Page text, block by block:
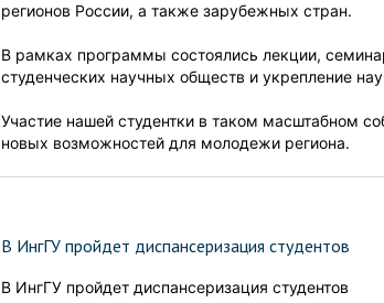
регионов России, а также зарубежных стран.
В рамках программы состоялись лекции,
студенческих научных обществ и укрепление
Участие нашей студентки в таком масштабном
новых возможностей для молодежи региона.
В ИнгГУ пройдет диспансеризация студентов
В ИнгГУ пройдет диспансеризация студентов